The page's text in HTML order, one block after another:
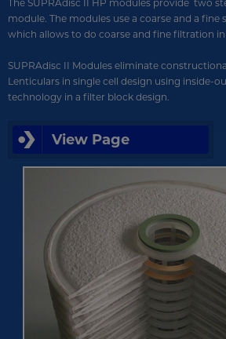
The SUPRAdisc II HP modules provide two
module. The modules use a coarse and a
which allows to do coarse and fine filtration in
SUPRAdisc II Modules eliminate
Lenticulars in single cell design using inside-
technology in a filter block design.
View Page